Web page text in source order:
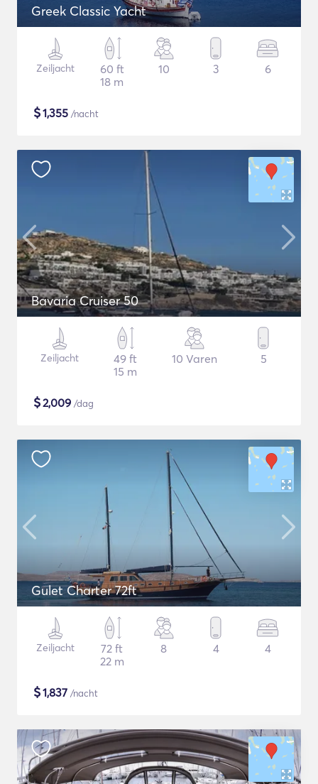
Greek Classic Yacht
Zeiljacht
60 ft
18 m
10 3 6
$1,355 /nacht
Bavaria Cruiser 50
Zeiljacht
49 ft
15 m
10 Varen 5
$2,009 /dag
Gulet Charter 72ft
Zeiljacht
72 ft
22 m
8 4 4
$1,837 /nacht